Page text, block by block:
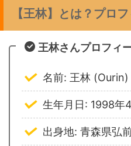
【王林】とは？プロ
王林さんプロフィ
名前: 王林 (Ourin)
生年月日: 1998年
出身地: 青森県弘